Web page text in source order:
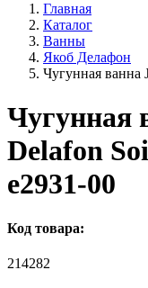
Главная
Каталог
Ванны
Якоб Делафон
Чугунная ванна
Чугунная
Delafon
e2931-00
Код товара:
214282